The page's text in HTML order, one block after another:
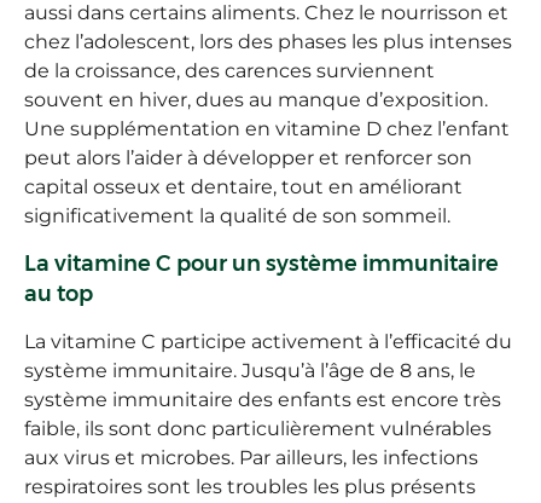
aussi dans certains aliments. Chez le nourrisson et
chez l’adolescent, lors des phases les plus intenses
de la croissance, des carences surviennent
souvent en hiver, dues au manque d’exposition.
Une supplémentation en vitamine D chez l’enfant
peut alors l’aider à développer et renforcer son
capital osseux et dentaire, tout en améliorant
significativement la qualité de son sommeil.
La vitamine C pour un système immunitaire
au top
La vitamine C participe activement à l’efficacité du
système immunitaire. Jusqu’à l’âge de 8 ans, le
système immunitaire des enfants est encore très
faible, ils sont donc particulièrement vulnérables
aux virus et microbes. Par ailleurs, les infections
respiratoires sont les troubles les plus présents